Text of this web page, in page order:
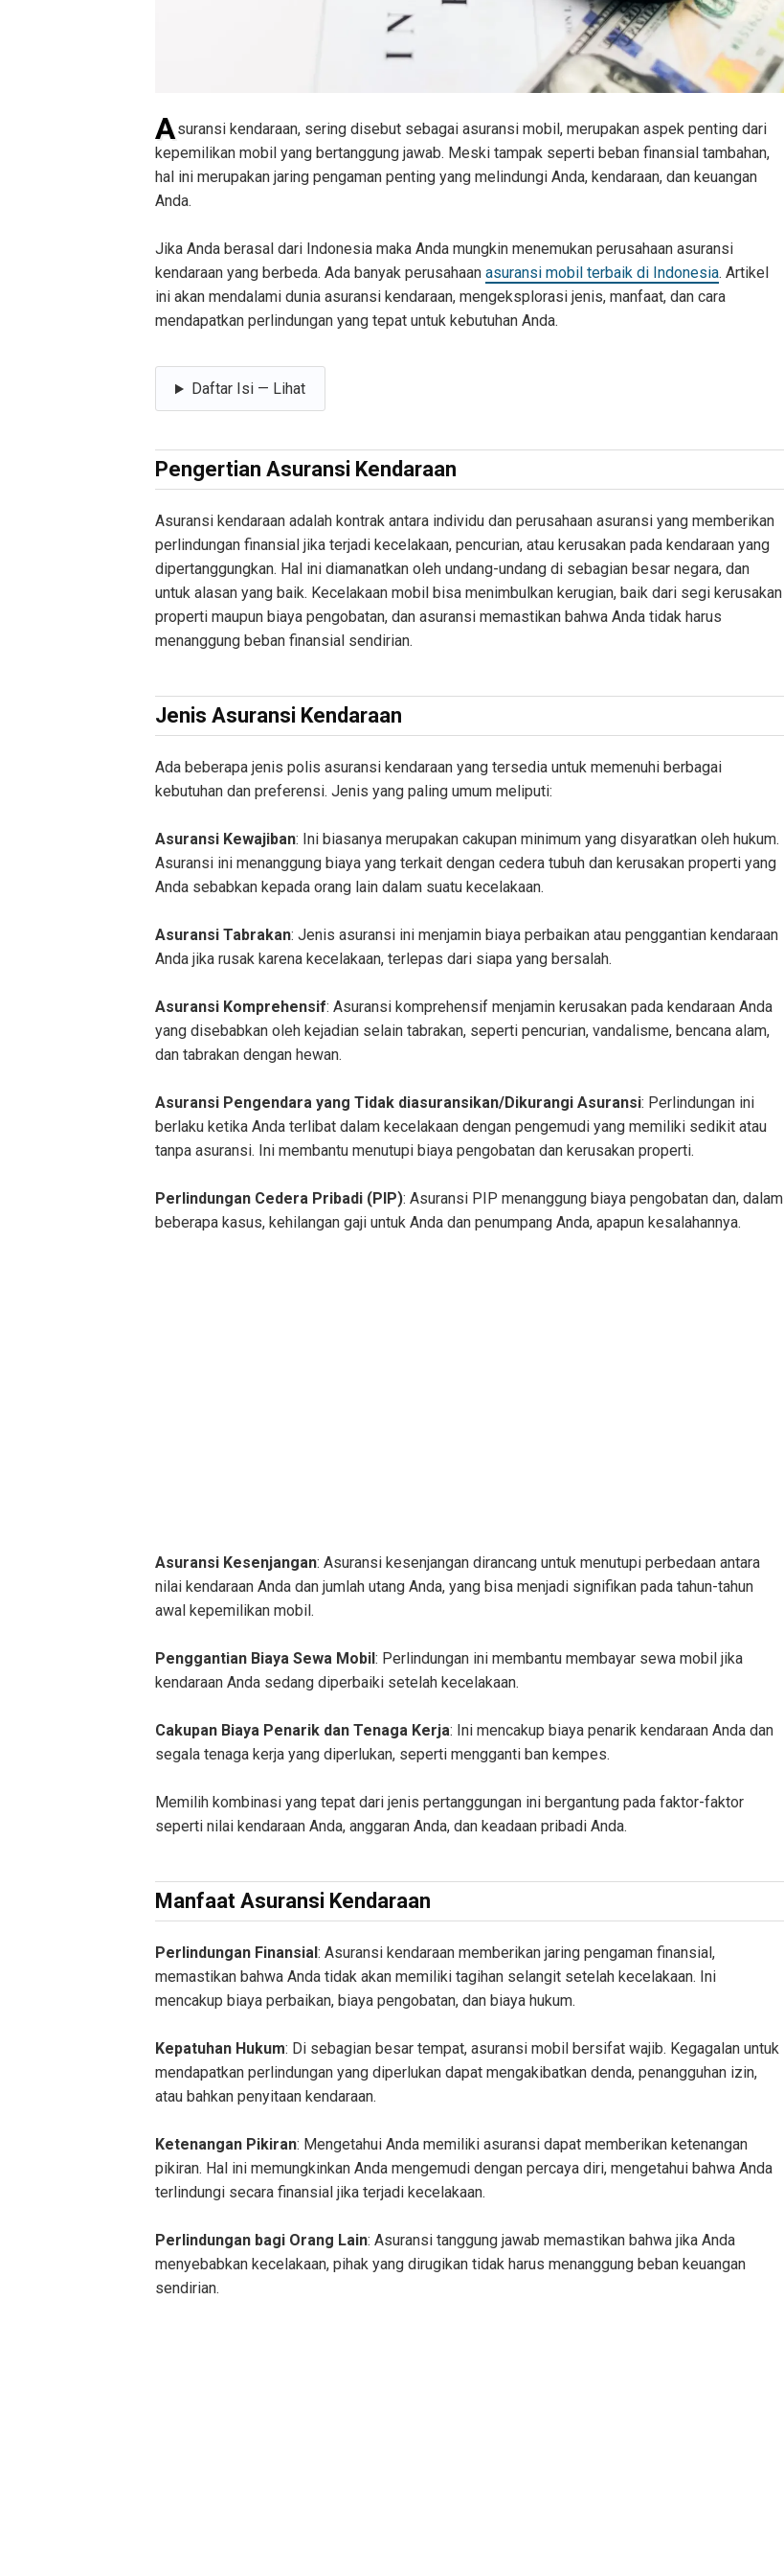
Asuransi kendaraan, sering disebut sebagai asuransi mobil, merupakan aspek penting dari
kepemilikan mobil yang bertanggung jawab. Meski tampak seperti beban finansial tambahan,
hal ini merupakan jaring pengaman penting yang melindungi Anda, kendaraan, dan keuangan
Anda.
Jika Anda berasal dari Indonesia maka Anda mungkin menemukan perusahaan asuransi
kendaraan yang berbeda. Ada banyak perusahaan asuransi mobil terbaik di Indonesia. Artikel
ini akan mendalami dunia asuransi kendaraan, mengeksplorasi jenis, manfaat, dan cara
mendapatkan perlindungan yang tepat untuk kebutuhan Anda.
Daftar Isi — Lihat
Pengertian Asuransi Kendaraan
Asuransi kendaraan adalah kontrak antara individu dan perusahaan asuransi yang memberikan
perlindungan finansial jika terjadi kecelakaan, pencurian, atau kerusakan pada kendaraan yang
dipertanggungkan. Hal ini diamanatkan oleh undang-undang di sebagian besar negara, dan
untuk alasan yang baik. Kecelakaan mobil bisa menimbulkan kerugian, baik dari segi kerusakan
properti maupun biaya pengobatan, dan asuransi memastikan bahwa Anda tidak harus
menanggung beban finansial sendirian.
Jenis Asuransi Kendaraan
Ada beberapa jenis polis asuransi kendaraan yang tersedia untuk memenuhi berbagai
kebutuhan dan preferensi. Jenis yang paling umum meliputi:
Asuransi Kewajiban: Ini biasanya merupakan cakupan minimum yang disyaratkan oleh hukum.
Asuransi ini menanggung biaya yang terkait dengan cedera tubuh dan kerusakan properti yang
Anda sebabkan kepada orang lain dalam suatu kecelakaan.
Asuransi Tabrakan: Jenis asuransi ini menjamin biaya perbaikan atau penggantian kendaraan
Anda jika rusak karena kecelakaan, terlepas dari siapa yang bersalah.
Asuransi Komprehensif: Asuransi komprehensif menjamin kerusakan pada kendaraan Anda
yang disebabkan oleh kejadian selain tabrakan, seperti pencurian, vandalisme, bencana alam,
dan tabrakan dengan hewan.
Asuransi Pengendara yang Tidak diasuransikan/Dikurangi Asuransi: Perlindungan ini
berlaku ketika Anda terlibat dalam kecelakaan dengan pengemudi yang memiliki sedikit atau
tanpa asuransi. Ini membantu menutupi biaya pengobatan dan kerusakan properti.
Perlindungan Cedera Pribadi (PIP): Asuransi PIP menanggung biaya pengobatan dan, dalam
beberapa kasus, kehilangan gaji untuk Anda dan penumpang Anda, apapun kesalahannya.
Asuransi Kesenjangan: Asuransi kesenjangan dirancang untuk menutupi perbedaan antara
nilai kendaraan Anda dan jumlah utang Anda, yang bisa menjadi signifikan pada tahun-tahun
awal kepemilikan mobil.
Penggantian Biaya Sewa Mobil : Perlindungan ini membantu membayar sewa mobil jika
kendaraan Anda sedang diperbaiki setelah kecelakaan.
Cakupan Biaya Penarik dan Tenaga Kerja: Ini mencakup biaya penarik kendaraan Anda dan
segala tenaga kerja yang diperlukan, seperti mengganti ban kempes.
Memilih kombinasi yang tepat dari jenis pertanggungan ini bergantung pada faktor-faktor
seperti nilai kendaraan Anda, anggaran Anda, dan keadaan pribadi Anda.
Manfaat Asuransi Kendaraan
Perlindungan Finansial : Asuransi kendaraan memberikan jaring pengaman finansial,
memastikan bahwa Anda tidak akan memiliki tagihan selangit setelah kecelakaan. Ini
mencakup biaya perbaikan, biaya pengobatan, dan biaya hukum.
Kepatuhan Hukum: Di sebagian besar tempat, asuransi mobil bersifat wajib. Kegagalan untuk
mendapatkan perlindungan yang diperlukan dapat mengakibatkan denda, penangguhan izin,
atau bahkan penyitaan kendaraan.
Ketenangan Pikiran: Mengetahui Anda memiliki asuransi dapat memberikan ketenangan
pikiran. Hal ini memungkinkan Anda mengemudi dengan percaya diri, mengetahui bahwa Anda
terlindungi secara finansial jika terjadi kecelakaan.
Perlindungan bagi Orang Lain: Asuransi tanggung jawab memastikan bahwa jika Anda
menyebabkan kecelakaan, pihak yang dirugikan tidak harus menanggung beban keuangan
sendirian.